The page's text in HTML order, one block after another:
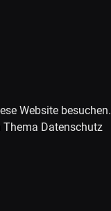
Website besuchen.
Thema Datenschutz